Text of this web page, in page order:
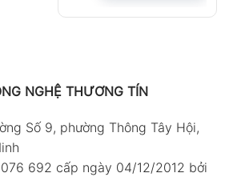
NGHỆ THƯƠNG TÍN
Số 9, phường Thông Tây Hội,
692 cấp ngày 04/12/2012 bởi